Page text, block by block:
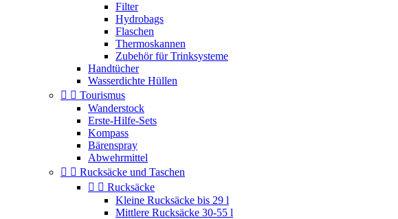
Filter
Hydrobags
Flaschen
Thermoskannen
Zubehör für Trinksysteme
Handtücher
Wasserdichte Hüllen
  Tourismus
Wanderstock
Erste-Hilfe-Sets
Kompass
Bärenspray
Abwehrmittel
  Rucksäcke und Taschen
  Rucksäcke
Kleine Rucksäcke bis 29 l
Mittlere Rucksäcke 30-55 l